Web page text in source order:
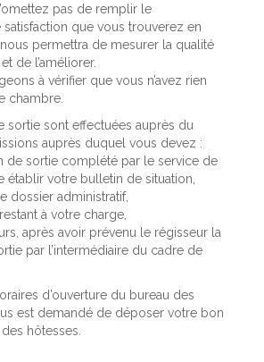
pas de remplir le
satisfaction que vous trouverez en
permettra de mesurer la qualité
de l’améliorer.
à vérifier que vous n’avez rien
chambre.
sortie sont effectuées auprès du
auprès duquel vous devez :
de sortie complété par le service de
établir votre bulletin de situation,
dossier administratif,
à votre charge,
après avoir prévenu le régisseur la
par l’intermédiaire du cadre de
d’ouverture du bureau des
est demandé de déposer votre bon
hôtesses.